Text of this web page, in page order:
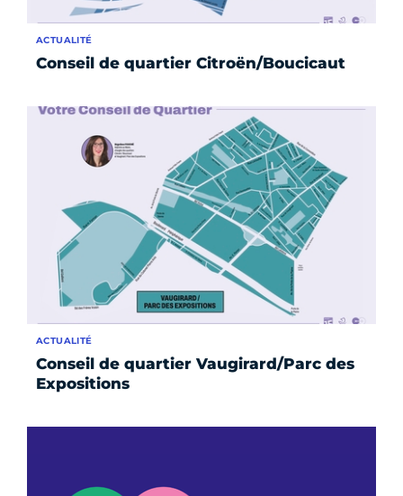
Conseil de quartier Citroën/Boucicaut
ACTUALITÉ
Conseil de quartier Vaugirard/Parc des
Expositions
ACTUALITÉ